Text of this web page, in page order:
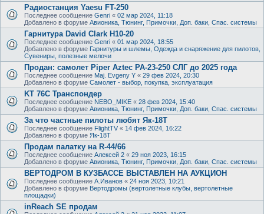
Радиостанция Yaesu FT-250
Последнее сообщение Genri « 02 мар 2024, 11:18
Добавлено в форуме Авионика, Тюнинг, Примочки, Доп. баки, Спас. системы
Гарнитура David Clark H10-20
Последнее сообщение Genri « 01 мар 2024, 18:55
Добавлено в форуме Гарнитуры и шлемы, Одежда и снаряжение для пилотов,
Сувениры, полезные мелочи
Продан: самолет Piper Aztec PA-23-250 СЛГ до 2025 года
Последнее сообщение Maj. Evgeny Y « 29 фев 2024, 20:30
Добавлено в форуме Самолет - выбор, покупка, эксплуатация
KT 76C Транспондер
Последнее сообщение NEBO_MIKE « 28 фев 2024, 15:40
Добавлено в форуме Авионика, Тюнинг, Примочки, Доп. баки, Спас. системы
За что частные пилоты любят Як-18Т
Последнее сообщение FlightTV « 14 фев 2024, 16:22
Добавлено в форуме Як-18Т
Продам палатку на R-44/66
Последнее сообщение Алексей 2 « 29 ноя 2023, 16:15
Добавлено в форуме Авионика, Тюнинг, Примочки, Доп. баки, Спас. системы
ВЕРТОДРОМ В КУЗБАССЕ ВЫСТАВЛЕН НА АУКЦИОН
Последнее сообщение А.Иванов « 24 ноя 2023, 10:21
Добавлено в форуме Вертодромы (вертолетные клубы, вертолетные
площадки)
inReach SE продам